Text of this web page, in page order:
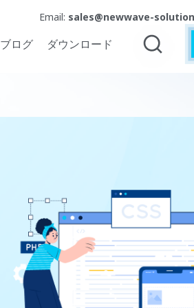
Email: sales@newwave-
ブログ ダウンロード